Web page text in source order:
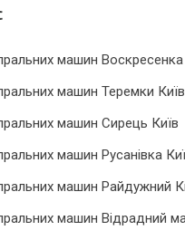
машин Воскресенка
машин Теремки Київ
машин Сирець Київ
машин Русанівка
машин Райдужний
машин Відрадний